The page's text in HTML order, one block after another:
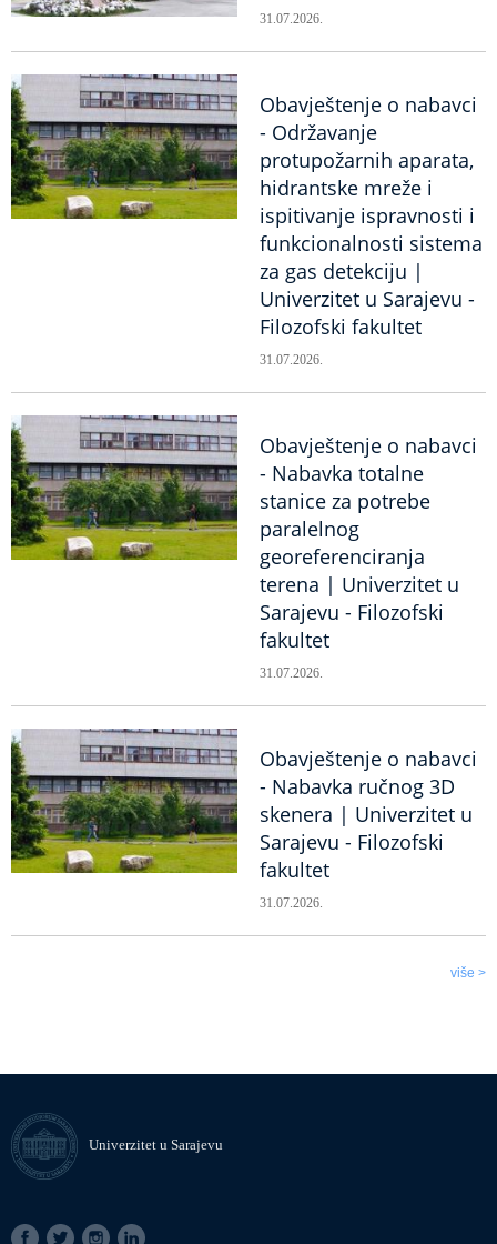
31.07.2026.
Obavještenje o nabavci
- Održavanje
protupožarnih aparata,
hidrantske mreže i
ispitivanje ispravnosti i
funkcionalnosti sistema
za gas detekciju |
Univerzitet u Sarajevu -
Filozofski fakultet
31.07.2026.
Obavještenje o nabavci
- Nabavka totalne
stanice za potrebe
paralelnog
georeferenciranja
terena | Univerzitet u
Sarajevu - Filozofski
fakultet
31.07.2026.
Obavještenje o nabavci
- Nabavka ručnog 3D
skenera | Univerzitet u
Sarajevu - Filozofski
fakultet
31.07.2026.
više >
Univerzitet u Sarajevu
SOCIAL